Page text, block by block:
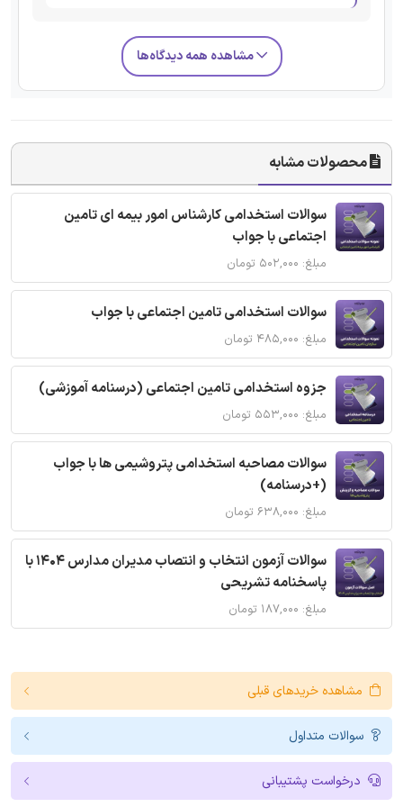
مشاهده همه دیدگاه‌ها
محصولات مشابه
سوالات استخدامی کارشناس امور بیمه ای تامین
اجتماعی با جواب
مبلغ: ۵۰۲,۰۰۰ تومان
سوالات استخدامی تامین اجتماعی با جواب
مبلغ: ۴۸۵,۰۰۰ تومان
جزوه استخدامی تامین اجتماعی (درسنامه آموزشی)
مبلغ: ۵۵۳,۰۰۰ تومان
سوالات مصاحبه استخدامی پتروشیمی ها با جواب
(+درسنامه)
مبلغ: ۶۳۸,۰۰۰ تومان
سوالات آزمون انتخاب و انتصاب مدیران مدارس 1404 با
پاسخنامه تشریحی
مبلغ: ۱۸۷,۰۰۰ تومان
مشاهده خریدهای قبلی
سوالات متداول
درخواست پشتیبانی